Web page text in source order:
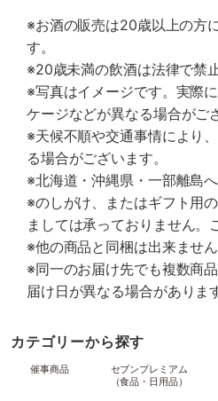
※お酒の販売は20歳以上の方
す。
※20歳未満の飲酒は法律で禁
※写真はイメージです。実際
ケージなどが異なる場合がご
※天候不順や交通事情により
る場合がございます。
※北海道・沖縄県・一部離島
※のしがけ、またはギフト用
ましては承っておりません。
※他の商品と同梱は出来ませ
※同一のお届け先でも複数商
届け日が異なる場合がありま
カテゴリーから探す
催事商品
セブンプレミアム
（食品・日用品）